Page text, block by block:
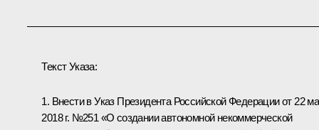
Текст Указа:
1. Внести в Указ Президента Российской Федерации от 22
2018 г. №251 «О создании автономной некоммерческой